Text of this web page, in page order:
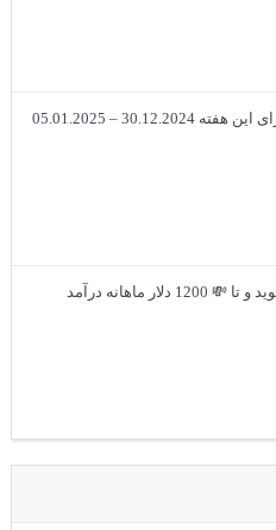
– 05.01.2025
سفیر کوینکس شوید و تا 💸 1200 دلار ماهانه درآمد